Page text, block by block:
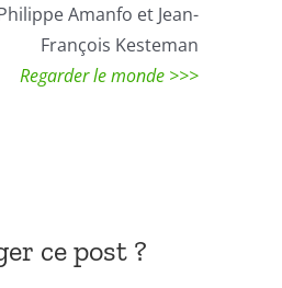
Amanfo et Jean-
François Kesteman
Regarder le monde >>>
ce post ?